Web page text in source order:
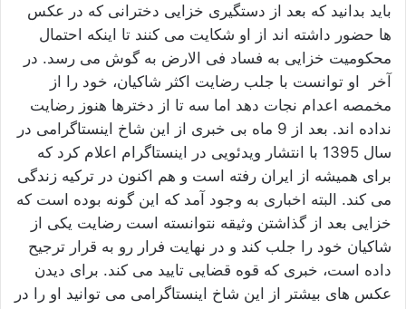
باید بدانید که بعد از دستگیری خزایی دخترانی که در عکس
ها حضور داشته اند از او شکایت می کنند تا اینکه احتمال
محکومیت خزایی به فساد فی الارض به گوش می رسد. در
آخر او توانست با جلب رضایت اکثر شاکیان، خود را از
مخمصه اعدام نجات دهد اما سه تا از دخترها هنوز رضایت
نداده اند. بعد از 9 ماه بی خبری از این شاخ اینستاگرامی در
سال 1395 با انتشار ویدئویی در اینستاگرام اعلام کرد که
برای همیشه از ایران رفته است و هم اکنون در ترکیه زندگی
می کند. البته اخباری به وجود آمد که این گونه بوده است که
خزایی بعد از گذاشتن وثیقه نتوانسته است رضایت یکی از
شاکیان خود را جلب کند و در نهایت فرار رو به قرار ترجیح
داده است، خبری که قوه قضایی تایید می کند. برای دیدن
عکس های بیشتر از این شاخ اینستاگرامی می توانید او را در